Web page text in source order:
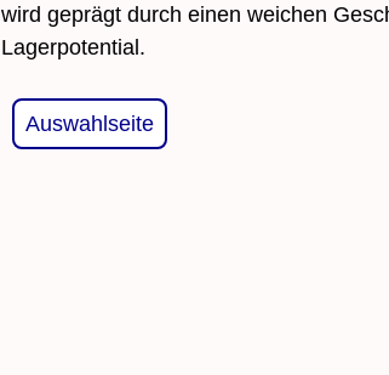
wird geprägt durch einen weichen
Lagerpotential.
Auswahlseite